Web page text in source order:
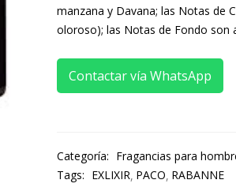
manzana y Davana; las Notas de
oloroso); las Notas de Fondo son
Contactar vía WhatsApp
Categoría: Fragancias para
Tags: EXLIXIR PACO RABANNE